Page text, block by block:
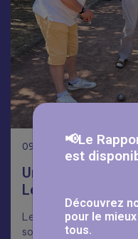
09
Une journée qui
Les Myosotis☀️
Les seniors de la
sortie au bord de l’Oise.
📢Le
est
Découvrez
pour le
tous.